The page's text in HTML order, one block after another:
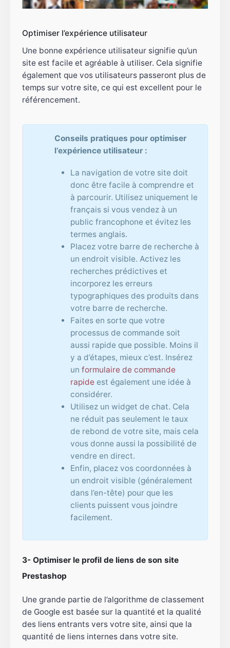
Optimiser l’expérience utilisateur
Une bonne expérience utilisateur signifie qu’un
site est facile et agréable à utiliser. Cela signifie
également que vos utilisateurs passeront plus de
temps sur votre site, ce qui est excellent pour le
référencement.
Conseils pratiques pour optimiser
l’expérience utilisateur :
La navigation de votre site doit
donc être facile à comprendre et
à parcourir. Utilisez uniquement le
français si vous vendez à un
public francophone et évitez les
termes anglais.
Placez votre barre de recherche à
un endroit visible. Activez les
recherches prédictives et
incorporez les erreurs
typographiques des produits dans
votre barre de recherche.
Faites en sorte que votre
processus de commande soit
aussi rapide que possible. Moins il
y a d’étapes, mieux c’est. Insérez
un formulaire de commande
rapideest également une idée à
considérer.
Utilisez un widget de chat. Cela
ne réduit pas seulement le taux
de rebond de votre site, mais cela
vous donne aussi la possibilité de
vendre en direct.
Enfin, placez vos coordonnées à
un endroit visible (généralement
dans l’en-tête) pour que les
clients puissent vous joindre
facilement.
3- Optimiser le profil de liens de son site
Prestashop
Une grande partie de l’algorithme de classement
de Google est basée sur la quantité et la qualité
des liens entrants vers votre site, ainsi que la
quantité de liens internes dans votre site.